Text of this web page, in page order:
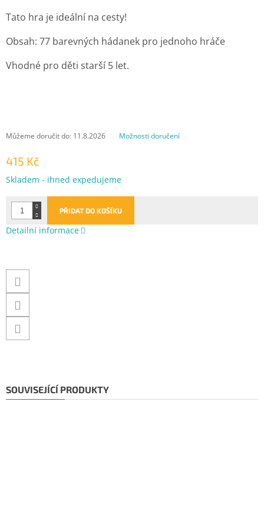
415 Kč
Měrná
Skladem - ihned expedujeme
Můžeme doručit do: 11.8.2026 Možnosti doručení
PŘIDAT DO KOŠÍKU
Tato hra je ideální na cesty!
Obsah: 77 barevných hádanek pro jednoho hráče
Vhodné pro děti starší 5 let.
Detailní informace
SOUVISEJÍCÍ PRODUKTY